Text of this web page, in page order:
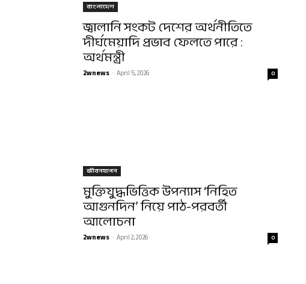
বাংলাদেশ
জ্বালানি সংকট দেশের অর্থনীতিতে
দীর্ঘমেয়াদি প্রভাব ফেলতে পারে :
অর্থমন্ত্রী
2wnews -April 5, 2026 0
জীবনযাপন
মুক্তিযুদ্ধভিত্তিক উপন্যাস ‘নিহিত
আগুনদিন’ নিয়ে পাঠ-পরবর্তী
আলোচনা
2wnews -April 2, 2026 0